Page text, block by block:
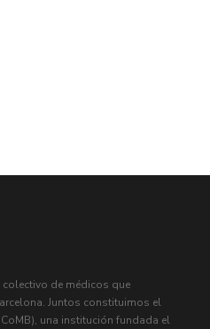
de médicos que
Juntos constituimos el
una institución fundada el